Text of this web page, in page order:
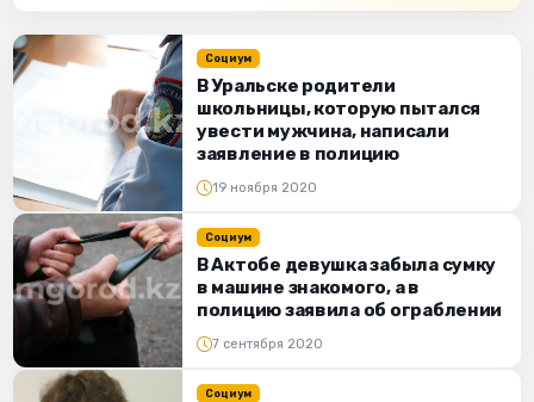
Социум
В Уральске родители
школьницы, которую пытался
увести мужчина, написали
заявление в полицию
19 ноября 2020
Социум
В Актобе девушка забыла сумку
в машине знакомого, а в
полицию заявила об ограблении
7 сентября 2020
Социум